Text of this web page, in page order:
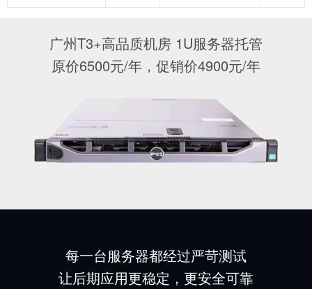
广州T3+高品质机房 1U服务器托管
原价6500元/年，促销价4900元/年
每一台服务器都经过严苛测试
让后期应用更稳定，更安全可靠